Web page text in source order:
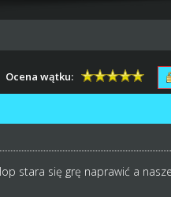
Ocena wątku:
stara się grę naprawić a